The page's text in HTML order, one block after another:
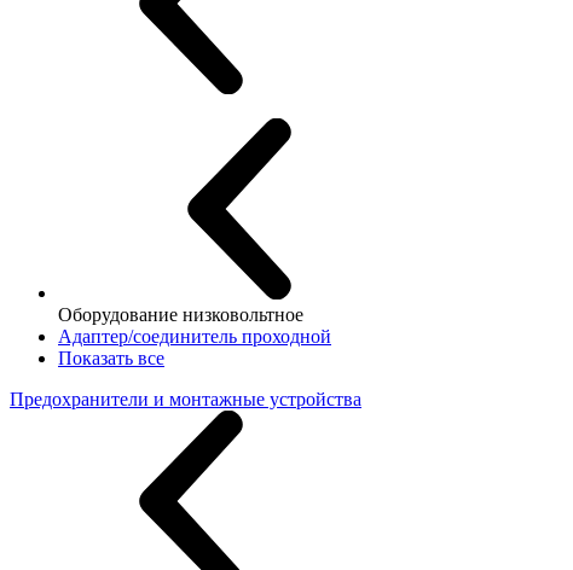
Оборудование низковольтное
Адаптер/соединитель проходной
Показать все
Предохранители и монтажные устройства